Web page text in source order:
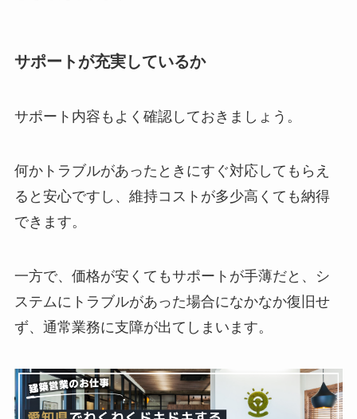
サポートが充実しているか
サポート内容もよく確認しておきましょう。
何かトラブルがあったときにすぐ対応してもらえ
ると安心ですし、維持コストが多少高くても納得
できます。
一方で、価格が安くてもサポートが手薄だと、シ
ステムにトラブルがあった場合になかなか復旧せ
ず、通常業務に支障が出てしまいます。